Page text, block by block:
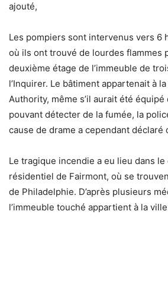
ajouté,
Les pompiers sont intervenus vers 6
où ils ont trouvé de lourdes flammes
deuxième étage de l’immeuble de
l’Inquirer. Le bâtiment appartenait à
Authority, même s’il aurait été équipé
pouvant détecter de la fumée, la
cause de drame a cependant déclaré
Le tragique incendie a eu lieu dans
résidentiel de Fairmont, où se
de Philadelphie. D’après plusieurs
l’immeuble touché appartient à la